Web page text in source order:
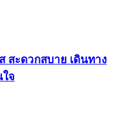
สะดวกสบาย เดินทาง
ใจ